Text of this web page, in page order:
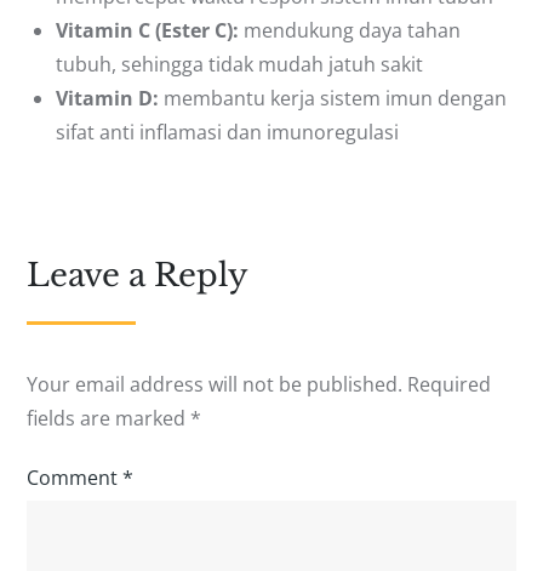
Vitamin C (Ester C): mendukung daya tahan
tubuh, sehingga tidak mudah jatuh sakit
Vitamin D: membantu kerja sistem imun dengan
sifat anti inflamasi dan imunoregulasi
Leave a Reply
Your email address will not be published. Required
fields are marked *
Comment*